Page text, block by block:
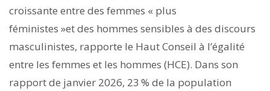
croissante entre des femmes « plus
féministes »et des hommes sensibles à des discours
masculinistes, rapporte le Haut Conseil à l’égalité
entre les femmes et les hommes (HCE). Dans son
rapport de janvier 2026, 23 % de la population